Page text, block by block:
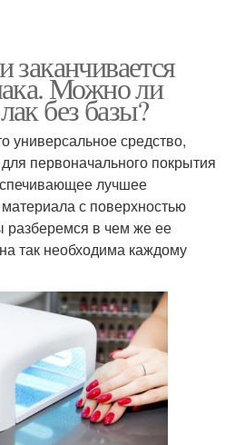
заканчивается
Можно ли
без базы?
универсальное средство,
первоначального покрытия
лучшее
с поверхностью
разберемся в чем же ее
так необходима каждому